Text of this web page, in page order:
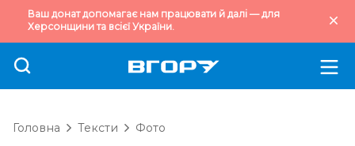
Ваш донат допомагає нам працювати й далі — для
Херсонщини та всієї України.
Головна Тексти Фото